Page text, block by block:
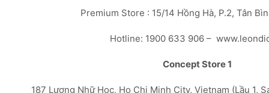
Premium Store : 15/14 Hồng Hà, P.2, Tân
Hotline: 1900 633 906 –
Concept Store 1
187 Lương Nhữ Học, Ho Chi Minh City, Vietnam (Lầu 1,